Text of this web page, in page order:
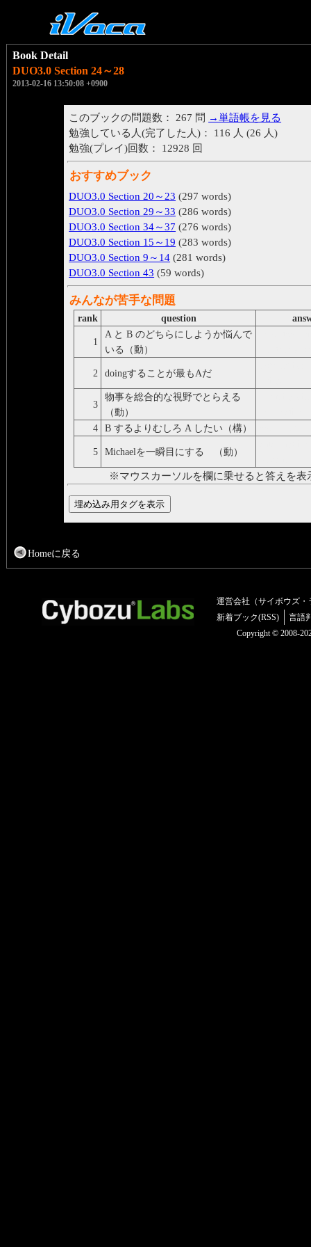
Book Detail
DUO3.0 Section 24～28
2013-02-16 13:50:08 +0900
このブックの問題数： 267 問 →単語帳を見る
勉強している人(完了した人)： 116 人 (26 人)
勉強(プレイ)回数： 12928 回
おすすめブック
DUO3.0 Section 20～23 (297 words)
DUO3.0 Section 29～33 (286 words)
DUO3.0 Section 34～37 (276 words)
DUO3.0 Section 15～19 (283 words)
DUO3.0 Section 9～14 (281 words)
DUO3.0 Section 43 (59 words)
みんなが苦手な問題
rank question
1
A と B のどちらにしようか悩んで
いる（動）
2 doingすることが最もAだ
3
物事を総合的な視野でとらえる
（動）
4
B するよりむしろ A したい（構）
5 Michaelを一瞬目にする （動）
※マウスカーソルを欄に乗せると答えを表
Homeに戻る
運営会社（サイボウズ・
新着ブック(RSS)
言語
Copyright © 2008-